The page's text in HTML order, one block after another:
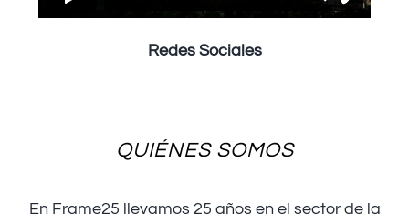
Redes Sociales
QUIÉNES SOMOS
En Frame25 llevamos 25 años en el sector de la